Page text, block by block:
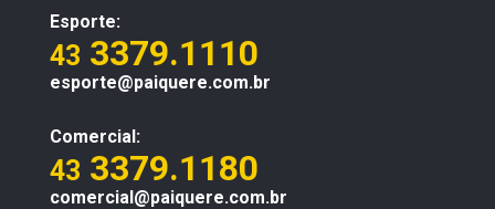
Esporte:
43 3379.1110
esporte@paiquere.com.br
Comercial:
43 3379.1180
comercial@paiquere.com.br